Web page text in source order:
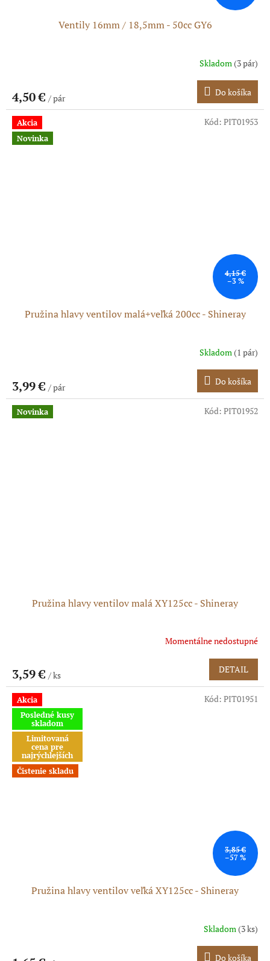
Ventily 16mm / 18,5mm - 50cc GY6
Skladom(3 pár)
4,50 € / pár
Do košíka
Akcia
Novinka
4,15 €
–3 %
Pružina hlavy ventilov malá+veľká 200cc - Shineray
Skladom (1 pár)
3,99 € / pár
Do košíka
Kód: PIT01953
Novinka
Pružina hlavy ventilov malá XY125cc - Shineray
Momentálne nedostupné
3,59 € / ks
DETAIL
Kód: PIT01952
Akcia
Posledné kusy
skladom
Limitovaná
cena pre
najrýchlejších
Čistenie skladu
3,85 €
–57 %
Pružina hlavy ventilov veľká XY125cc - Shineray
Skladom(3 ks)
Do košíka
Kód: PIT01951